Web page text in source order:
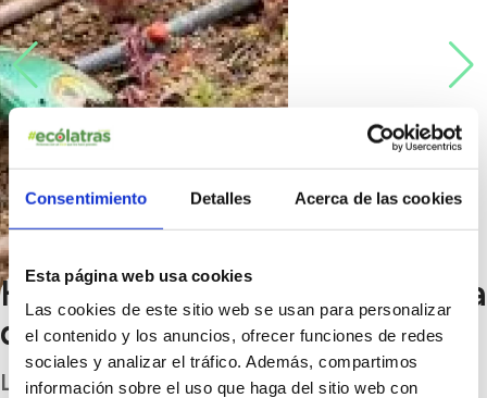
Consentimiento Detalles Acerca de las cookies
Esta página web usa cookies
Las cookies de este sitio web se usan para personalizar
el contenido y los anuncios, ofrecer funciones de redes
sociales y analizar el tráfico. Además, compartimos
información sobre el uso que haga del sitio web con
Huerto ecologico IES La Aldea
de San Nicolás
Las Palmas